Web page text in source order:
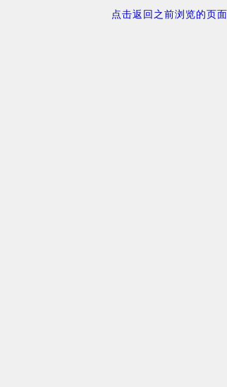
点击返回之前浏览的页面